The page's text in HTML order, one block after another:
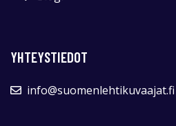
YHTEYSTIEDOT
info@suomenlehtikuvaajat.fi